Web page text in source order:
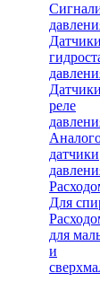
Датчики
реле
датчики
Для
для
и